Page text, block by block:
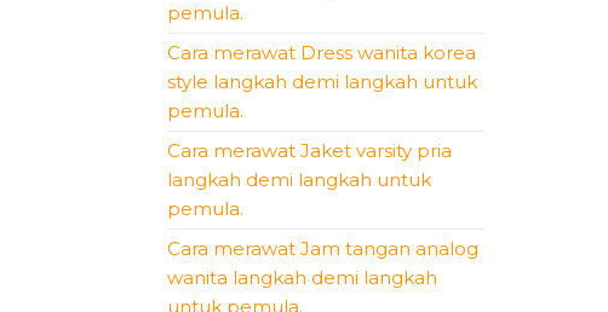
pemula.
Cara merawat Dress wanita korea
style langkah demi langkah untuk
pemula.
Cara merawat Jaket varsity pria
langkah demi langkah untuk
pemula.
Cara merawat Jam tangan analog
wanita langkah demi langkah
untuk pemula.